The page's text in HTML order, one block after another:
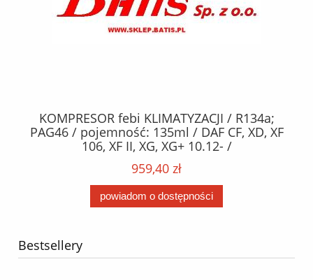
KOMPRESOR febi KLIMATYZACJI / R134a;
PAG46 / pojemność: 135ml / DAF CF, XD, XF
106, XF II, XG, XG+ 10.12- /
959,40 zł
powiadom o dostępności
Bestsellery